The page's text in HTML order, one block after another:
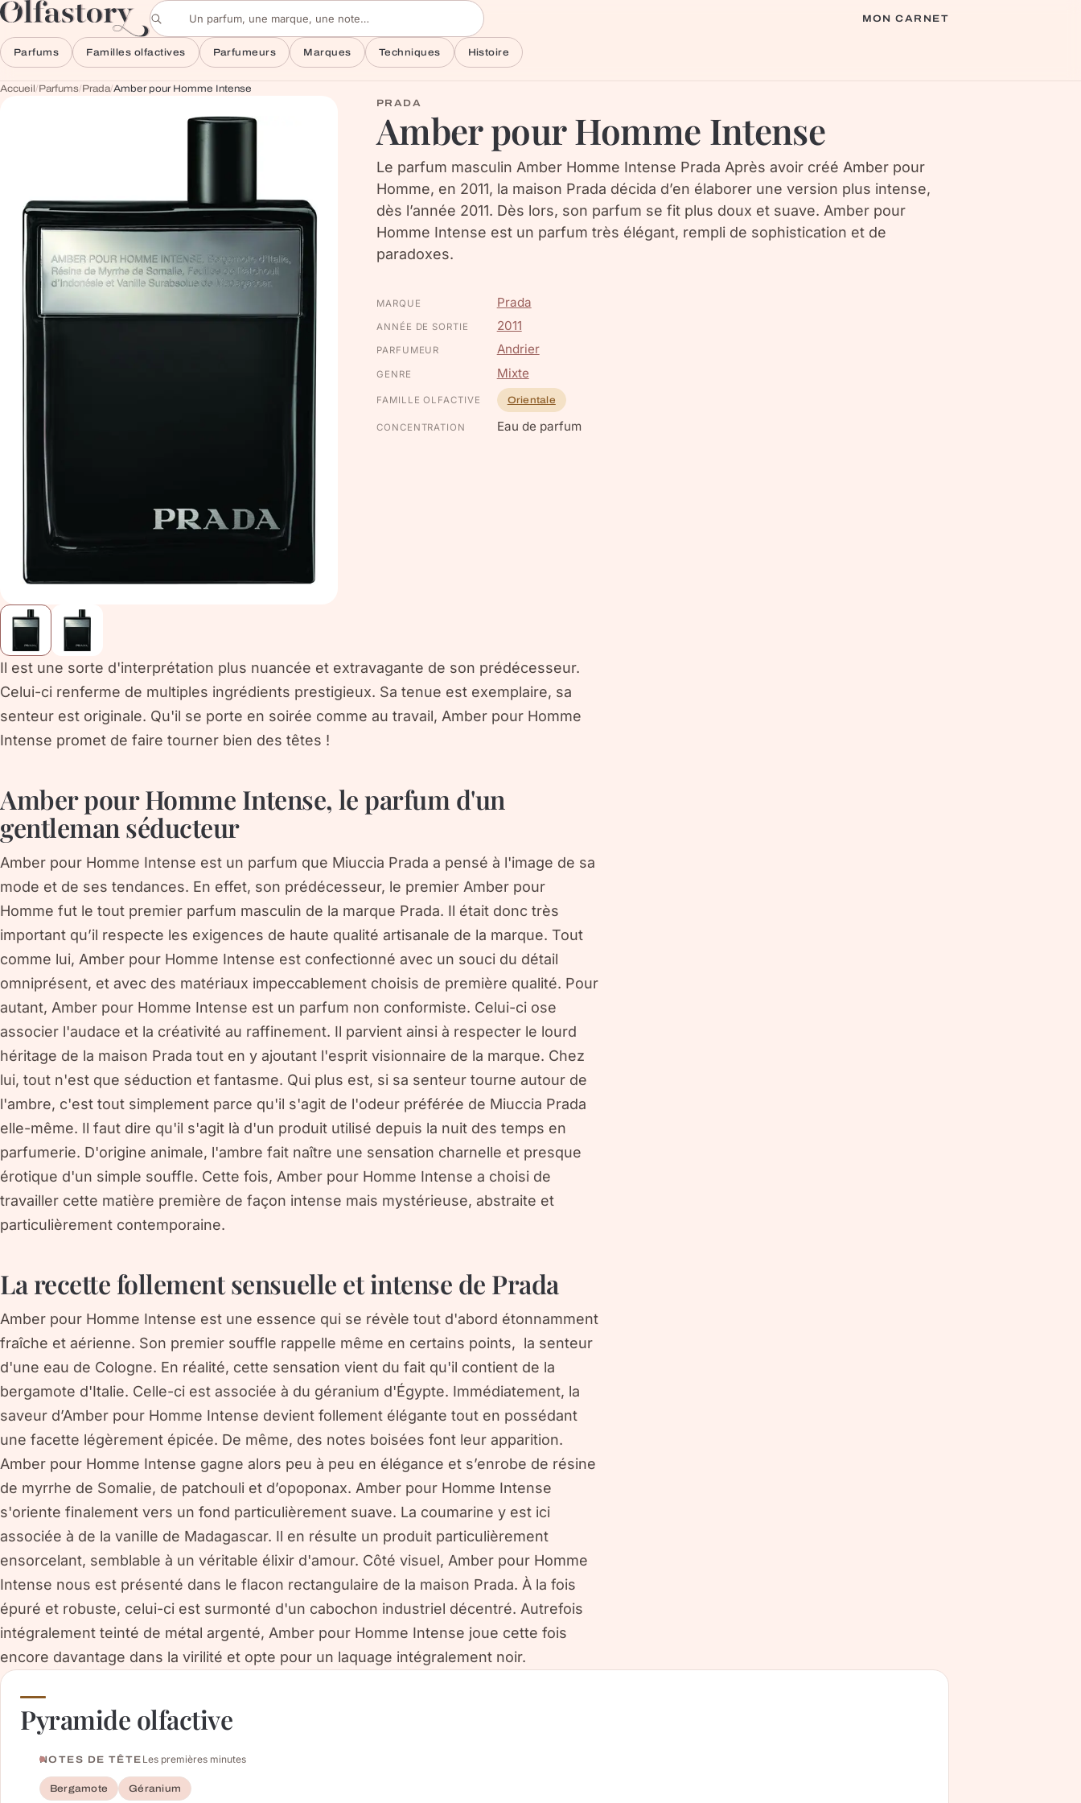
Aller au contenu
Rechercher un parfum
MON CARNET
Parfums Familles olfactives Parfumeurs Marques Techniques Histoire
Accueil/Parfums/Prada/Amber pour Homme Intense
PRADA
Amber pour Homme Intense
Le parfum masculin Amber Homme Intense Prada Après avoir créé Amber pour
Homme, en 2011, la maison Prada décida d’en élaborer une version plus intense,
dès l’année 2011. Dès lors, son parfum se fit plus doux et suave. Amber pour
Homme Intense est un parfum très élégant, rempli de sophistication et de
paradoxes.
MARQUE Prada
ANNÉE DE SORTIE 2011
PARFUMEUR Andrier
GENRE Mixte
FAMILLE OLFACTIVE Orientale
CONCENTRATION Eau de parfum
Il est une sorte d'interprétation plus nuancée et extravagante de son prédécesseur.
Celui-ci renferme de multiples ingrédients prestigieux. Sa tenue est exemplaire, sa
senteur est originale. Qu'il se porte en soirée comme au travail, Amber pour Homme
Intense promet de faire tourner bien des têtes !
Amber pour Homme Intense, le parfum d'un
gentleman séducteur
Amber pour Homme Intense est un parfum que Miuccia Prada a pensé à l'image de sa
mode et de ses tendances. En effet, son prédécesseur, le premier Amber pour
Homme fut le tout premier parfum masculin de la marque Prada. Il était donc très
important qu’il respecte les exigences de haute qualité artisanale de la marque. Tout
comme lui, Amber pour Homme Intense est confectionné avec un souci du détail
omniprésent, et avec des matériaux impeccablement choisis de première qualité. Pour
autant, Amber pour Homme Intense est un parfum non conformiste. Celui-ci ose
associer l'audace et la créativité au raffinement. Il parvient ainsi à respecter le lourd
héritage de la maison Prada tout en y ajoutant l'esprit visionnaire de la marque. Chez
lui, tout n'est que séduction et fantasme. Qui plus est, si sa senteur tourne autour de
l'ambre, c'est tout simplement parce qu'il s'agit de l'odeur préférée de Miuccia Prada
elle-même. Il faut dire qu'il s'agit là d'un produit utilisé depuis la nuit des temps en
parfumerie. D'origine animale, l'ambre fait naître une sensation charnelle et presque
érotique d'un simple souffle. Cette fois, Amber pour Homme Intense a choisi de
travailler cette matière première de façon intense mais mystérieuse, abstraite et
particulièrement contemporaine.
La recette follement sensuelle et intense de Prada
Amber pour Homme Intense est une essence qui se révèle tout d'abord étonnamment
fraîche et aérienne. Son premier souffle rappelle même en certains points, la senteur
d'une eau de Cologne. En réalité, cette sensation vient du fait qu'il contient de la
bergamote d'Italie. Celle-ci est associée à du géranium d'Égypte. Immédiatement, la
saveur d’Amber pour Homme Intense devient follement élégante tout en possédant
une facette légèrement épicée. De même, des notes boisées font leur apparition.
Amber pour Homme Intense gagne alors peu à peu en élégance et s’enrobe de résine
de myrrhe de Somalie, de patchouli et d’opoponax. Amber pour Homme Intense
s'oriente finalement vers un fond particulièrement suave. La coumarine y est ici
associée à de la vanille de Madagascar. Il en résulte un produit particulièrement
ensorcelant, semblable à un véritable élixir d'amour. Côté visuel, Amber pour Homme
Intense nous est présenté dans le flacon rectangulaire de la maison Prada. À la fois
épuré et robuste, celui-ci est surmonté d'un cabochon industriel décentré. Autrefois
intégralement teinté de métal argenté, Amber pour Homme Intense joue cette fois
encore davantage dans la virilité et opte pour un laquage intégralement noir.
Pyramide olfactive
NOTES DE TÊTE Les premières minutes
Bergamote Géranium